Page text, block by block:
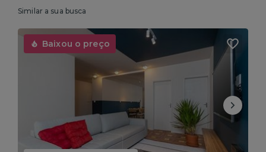
Similar a sua busca
Baixou o preço